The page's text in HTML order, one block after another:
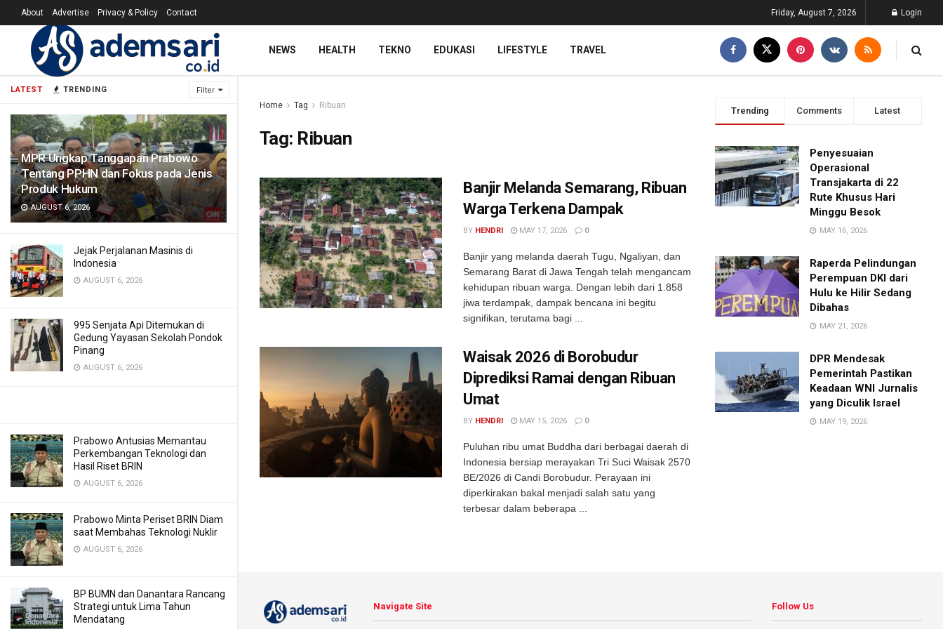
LATEST TRENDING Filter
MPR Ungkap Tanggapan Prabowo
Tentang PPHN dan Fokus pada Jenis
Produk Hukum
AUGUST 6, 2026
Jejak Perjalanan Masinis di
Indonesia
AUGUST 6, 2026
995 Senjata Api Ditemukan di
Gedung Yayasan Sekolah Pondok
Pinang
AUGUST 6, 2026
Prabowo Antusias Memantau
Perkembangan Teknologi dan
Hasil Riset BRIN
AUGUST 6, 2026
Prabowo Minta Periset BRIN Diam
saat Membahas Teknologi Nuklir
AUGUST 6, 2026
BP BUMN dan Danantara Rancang
Strategi untuk Lima Tahun
Mendatang
About Advertise Privacy & Policy Contact Friday, August 7, 2026 Login
NEWS HEALTH TEKNO EDUKASI LIFESTYLE TRAVEL
Home Tag Ribuan
Tag: Ribuan
Banjir Melanda Semarang, Ribuan
Warga Terkena Dampak
BY HENDRI MAY 17, 2026 0
Banjir yang melanda daerah Tugu, Ngaliyan, dan
Semarang Barat di Jawa Tengah telah mengancam
kehidupan ribuan warga. Dengan lebih dari 1.858
jiwa terdampak, dampak bencana ini begitu
signifikan, terutama bagi ...
Waisak 2026 di Borobudur
Diprediksi Ramai dengan Ribuan
Umat
BY HENDRI MAY 15, 2026 0
Puluhan ribu umat Buddha dari berbagai daerah di
Indonesia bersiap merayakan Tri Suci Waisak 2570
BE/2026 di Candi Borobudur. Perayaan ini
diperkirakan bakal menjadi salah satu yang
terbesar dalam beberapa ...
Trending Comments Latest
Penyesuaian
Operasional
Transjakarta di 22
Rute Khusus Hari
Minggu Besok
MAY 16, 2026
Raperda Pelindungan
Perempuan DKI dari
Hulu ke Hilir Sedang
Dibahas
MAY 21, 2026
DPR Mendesak
Pemerintah Pastikan
Keadaan WNI Jurnalis
yang Diculik Israel
MAY 19, 2026
Navigate Site Follow Us